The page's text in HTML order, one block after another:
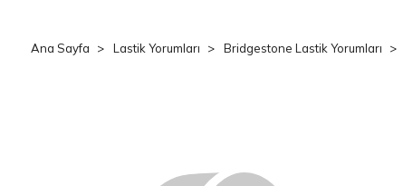
Ana Sayfa Lastik Yorumları Bridgestone Lastik Yorumları